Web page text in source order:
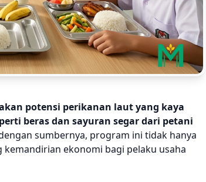
potensi perikanan laut yang kaya
beras dan sayuran segar dari petani
sumbernya, program ini tidak hanya
ekonomi bagi pelaku usaha